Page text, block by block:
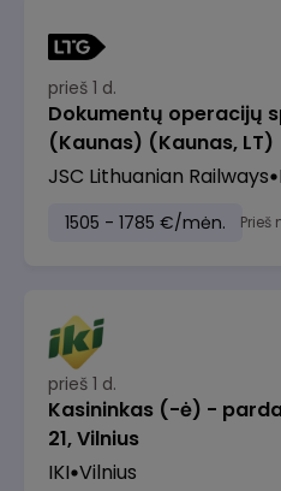
prieš 1 d.
Dokumentų operacijų
(Kaunas) (Kaunas, LT)
JSC Lithuanian Railways
1505 - 1785 €/mėn. Prieš
prieš 1 d.
Kasininkas (-ė) -
21, Vilnius
IKI Vilnius